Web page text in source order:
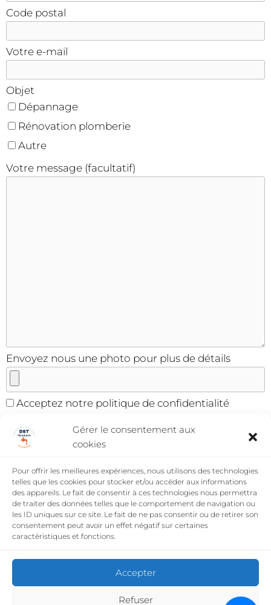
Gérer le consentement aux
cookies
Pour offrir les meilleures expériences, nous utilisons des technologies
telles que les cookies pour stocker et/ou accéder aux informations
des appareils. Le fait de consentir à ces technologies nous permettra
de traiter des données telles que le comportement de navigation ou
les ID uniques sur ce site. Le fait de ne pas consentir ou de retirer son
consentement peut avoir un effet négatif sur certaines
caractéristiques et fonctions.
Accepter
Refuser
Code postal
Votre e-mail
Objet
Dépannage
Rénovation plomberie
Autre
Votre message (facultatif)
Envoyez nous une photo pour plus de détails
Acceptez notre politique de confidentialité
InfogreffeSIRET
Assurance décennaleQBE FRANCE N°
008527512968
2023 Tout droit réservé DST Plomberie